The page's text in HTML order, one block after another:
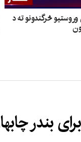
څرگندونو ته د
بندر